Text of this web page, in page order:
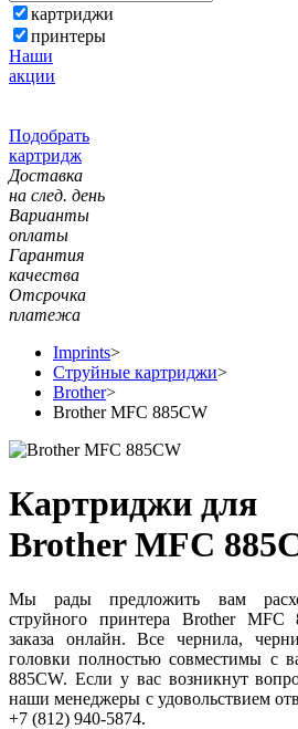
картриджи
принтеры
Наши
акции
Подобрать
картридж
Доставка
на след. день
Варианты
оплаты
Гарантия
качества
Отсрочка
платежа
Imprints>
Струйные картриджи>
Brother>
Brother MFC 885CW
Картриджи для
Brother MFC
Мы рады предложить вам
струйного принтера Brother MFC
заказа онлайн. Все чернила,
головки полностью совместимы с
885CW. Если у вас возникнут
наши менеджеры с удовольствием
+7 (812) 940-5874.